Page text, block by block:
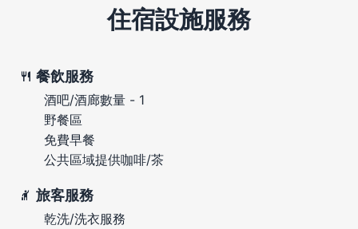
住宿設施服務
餐飲服務
酒吧/酒廊數量 - 1
野餐區
免費早餐
公共區域提供咖啡/茶
旅客服務
乾洗/洗衣服務